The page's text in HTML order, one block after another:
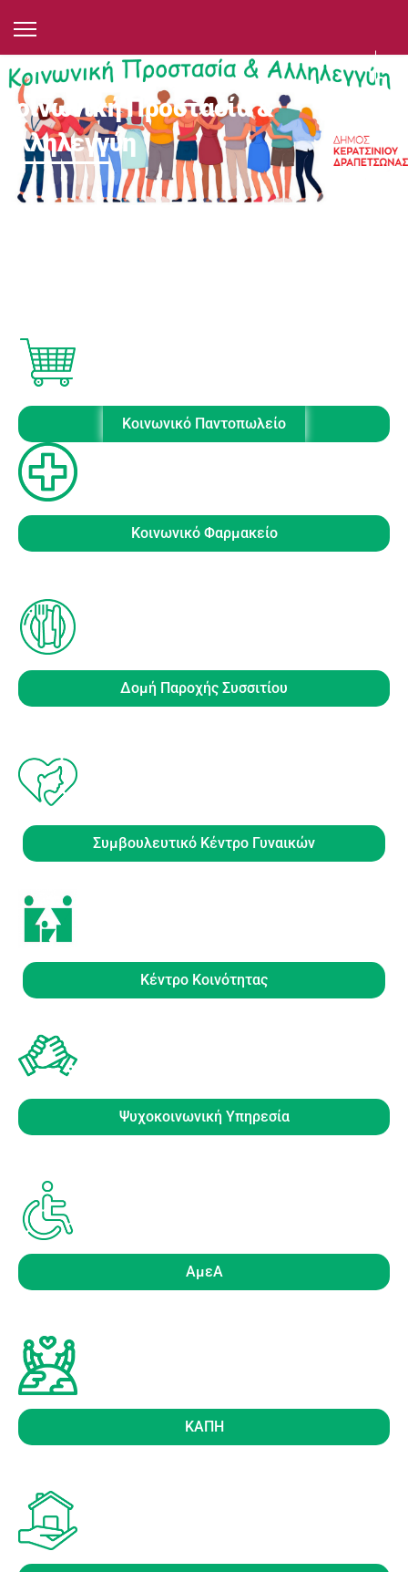
Κοινωνική Προστασία &
Αλληλεγγύη
Κοινωνικό Παντοπωλείο
Κοινωνικό Φαρμακείο
Δοµή Παροχής Συσσιτίου
Συμβουλευτικό Κέντρο Γυναικών
Κέντρο Κοινότητας
Ψυχοκοινωνική Υπηρεσία
ΑμεΑ
ΚΑΠΗ